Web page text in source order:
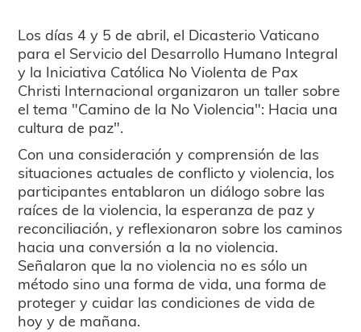
Los días 4 y 5 de abril, el Dicasterio Vaticano
para el Servicio del Desarrollo Humano Integral
y la Iniciativa Católica No Violenta de Pax
Christi Internacional organizaron un taller sobre
el tema "Camino de la No Violencia": Hacia una
cultura de paz".
Con una consideración y comprensión de las
situaciones actuales de conflicto y violencia, los
participantes entablaron un diálogo sobre las
raíces de la violencia, la esperanza de paz y
reconciliación, y reflexionaron sobre los caminos
hacia una conversión a la no violencia.
Señalaron que la no violencia no es sólo un
método sino una forma de vida, una forma de
proteger y cuidar las condiciones de vida de
hoy y de mañana.